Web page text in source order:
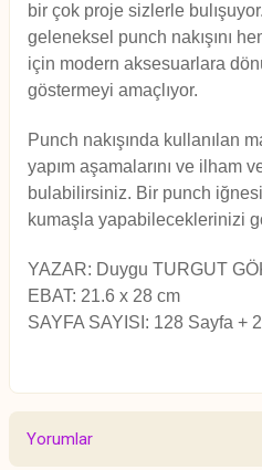
bir çok proje sizlerle
geleneksel punch nakışını
için modern aksesuarlara
göstermeyi amaçlıyor.
Punch nakışında kullanılan
yapım aşamalarını ve ilham
bulabilirsiniz. Bir punch
kumaşla yapabileceklerinizi
YAZAR: Duygu TURGUT
EBAT: 21.6 x 28 cm
SAYFA SAYISI: 128 Sayfa +
Yorumlar